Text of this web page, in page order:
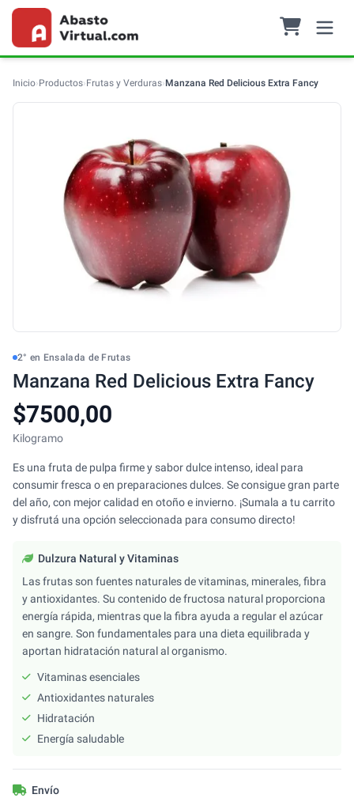
Inicio›Productos›Frutas y Verduras›Manzana Red Delicious Extra Fancy
2° en Ensalada de Frutas
Manzana Red Delicious Extra Fancy
$7500,00
Kilogramo
Es una fruta de pulpa firme y sabor dulce intenso, ideal para
consumir fresca o en preparaciones dulces. Se consigue gran parte
del año, con mejor calidad en otoño e invierno. ¡Sumala a tu carrito
y disfrutá una opción seleccionada para consumo directo!
Dulzura Natural y Vitaminas
Las frutas son fuentes naturales de vitaminas, minerales, fibra
y antioxidantes. Su contenido de fructosa natural proporciona
energía rápida, mientras que la fibra ayuda a regular el azúcar
en sangre. Son fundamentales para una dieta equilibrada y
aportan hidratación natural al organismo.
Vitaminas esenciales
Antioxidantes naturales
Hidratación
Energía saludable
Envío